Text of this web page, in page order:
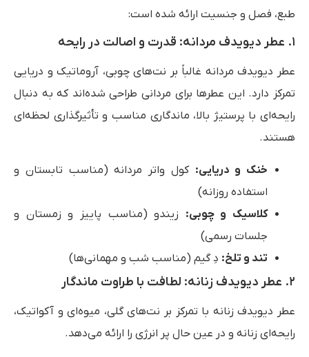
طبع، فصل و جنسیت ارائه شده است:
۱. عطر دیویدف مردانه: قدرت و اصالت در رایحه
عطر دیویدف مردانه غالباً بر نت‌های چوبی، آروماتیک و دریایی
تمرکز دارد. این عطرها برای مردانی طراحی شده‌اند که به دنبال
رایحه‌ای با پرستیژ بالا، ماندگاری مناسب و تأثیرگذاری لحظه‌ای
هستند.
خنک و دریایی: کول واتر مردانه (مناسب تابستان و
استفاده روزانه)
کلاسیک و چوبی: زیندو (مناسب پاییز و زمستان و
جلسات رسمی)
تند و تلخ: دِ گیم (مناسب شب و مهمانی‌ها)
۲. عطر دیویدف زنانه: لطافت با طراوت ماندگار
عطر دیویدف زنانه با تمرکز بر نت‌های گلی، میوه‌ای و آکواتیک،
رایحه‌ای زنانه و در عین حال پر انرژی را ارائه می‌دهد.